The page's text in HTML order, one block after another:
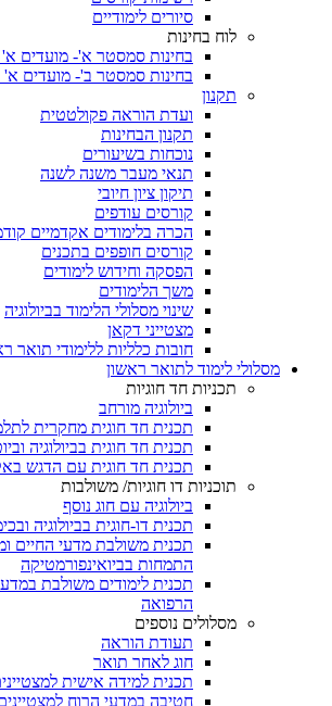
סיורים לימודיים
לוח בחינות
בחינות סמסטר א'- מועדים א'
בחינות סמסטר ב'- מועדים א'
תקנון
ועדת הוראה פקולטטית
תקנון הבחינות
נוכחות בשיעורים
תנאי מעבר משנה לשנה
תיקון ציון חיובי
קורסים עודפים
הכרה בלימודים אקדמיים
קורסים חופפים בתכנים
הפסקה וחידוש לימודים
משך הלימודים
שינוי מסלולי הלימוד בביולוגיה
מצטייני דקאן
חובות כלליות ללימודי תואר
מסלולי לימוד לתואר ראשון
תכניות חד חוגיות
ביולוגיה מורחב
תכנית חד חוגית מחקרית
תכנית חד חוגית בביולוגיה
תכנית חד חוגית עם הדגש
תוכניות דו חוגיות/ משולבות
ביולוגיה עם חוג נוסף
תכנית דו-חוגית בביולוגיה
תכנית משולבת מדעי החיים
התמחות בביואינפורמטיקה
תכנית לימודים משולבת
הרפואה
מסלולים נוספים
תעודת הוראה
חוג לאחר תואר
תכנית למידה אישית
חטיבה במדעי הרוח